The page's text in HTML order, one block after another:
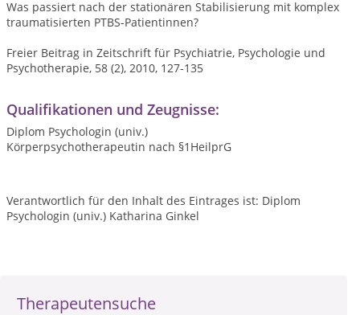
Therapeutensuche
Was passiert nach der stationären Stabilisierung mit komplex
traumatisierten PTBS-Patientinnen?
Freier Beitrag in Zeitschrift für Psychiatrie, Psychologie und
Psychotherapie, 58 (2), 2010, 127-135
Qualifikationen und Zeugnisse:
Diplom Psychologin (univ.)
Körperpsychotherapeutin nach §1HeilprG
Verantwortlich für den Inhalt des Eintrages ist: Diplom
Psychologin (univ.) Katharina Ginkel